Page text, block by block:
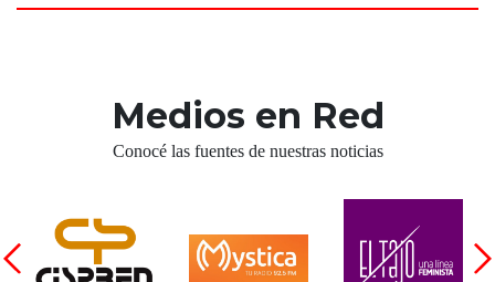
Medios en Red
Conocé las fuentes de nuestras noticias